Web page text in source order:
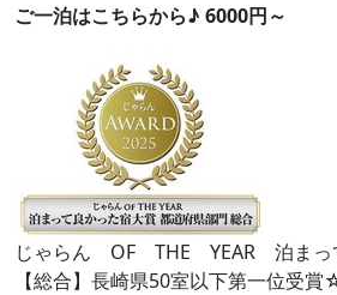
ご一泊はこちらから♪ 6000円～
じゃらん OF THE YEAR 泊まっ
【総合】長崎県50室以下第一位受賞